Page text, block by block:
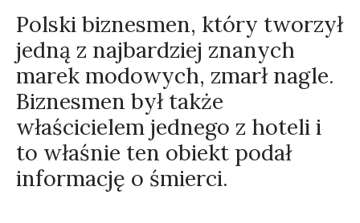
Polski biznesmen, który tworzył
jedną z najbardziej znanych
marek modowych, zmarł nagle.
Biznesmen był także
właścicielem jednego z hoteli i
to właśnie ten obiekt podał
informację o śmierci.